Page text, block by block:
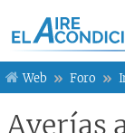
Web Foro
Averías